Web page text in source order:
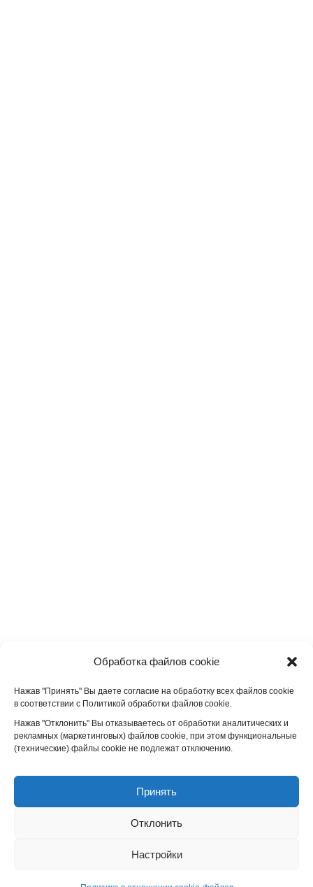
Обработка файлов cookie
Нажав "Принять" Вы даете согласие на обработку всех файлов cookie
в соответствии с Политикой обработки файлов cookie.
Нажав "Отклонить" Вы отказываетесь от обработки аналитических и
рекламных (маркетинговых) файлов cookie, при этом функциональные
(технические) файлы cookie не подлежат отключению.
Принять
Отклонить
Настройки